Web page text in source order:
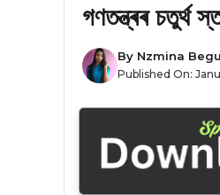
গণতন্ত্ৰৰ
By Nzmina
Published On: